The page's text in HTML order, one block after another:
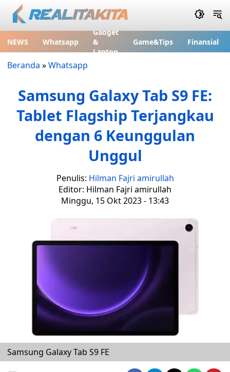
NEWS Whatsapp
Gadget
&
Laptop
Game&Tips Finansial
Beranda »Whatsapp
Samsung Galaxy Tab S9 FE:
Tablet Flagship Terjangkau
dengan 6 Keunggulan
Unggul
Penulis: Hilman Fajri amirullah
Editor: Hilman Fajri amirullah
Minggu, 15 Okt 2023 - 13:43
Samsung Galaxy Tab S9 FE